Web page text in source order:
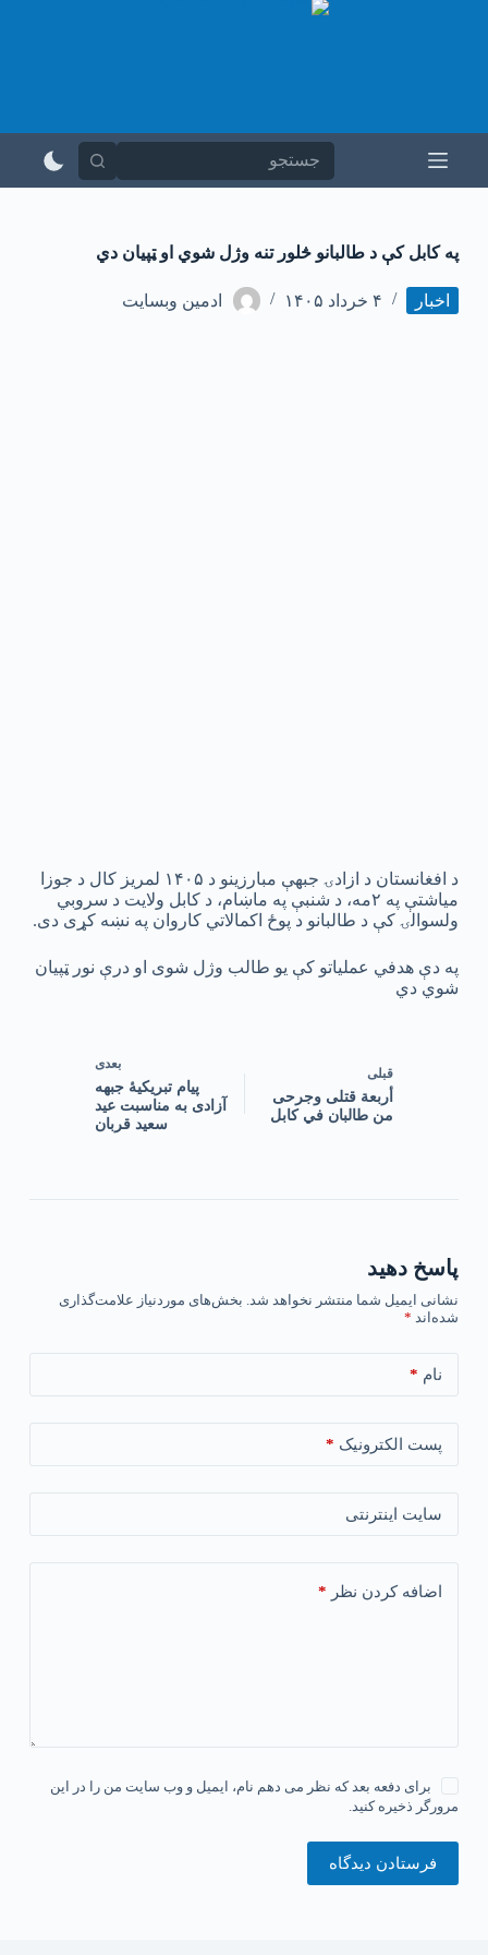
و
په کابل کې د طالبانو څلور تنه وژل شوي او ټپیان دي
اخبار ۴ خرداد ۱۴۰۵ ادمین وبسایت
د افغانستان د ازادۍ جبهې مبارزینو د ۱۴۰۵ لمریز کال د جوزا
میاشتې په ۲مه، د شنبې په ماښام، د کابل ولایت د سروبي
ولسوالۍ کې د طالبانو د پوځ اکمالاتي کاروان په نښه کړی دی.
په دې هدفي عملیاتو کې یو طالب وژل شوی او درې نور ټپیان
شوي دي
قبلی
أربعة قتلى وجرحى
من طالبان في كابل
بعدی
پیام تبریکیۀ جبهه
آزادی به مناسبت عید
سعید قربان
پاسخ دهید
نشانی ایمیل شما منتشر نخواهد شد. بخش‌های موردنیاز علامت‌گذاری
شده‌اند *
نام *
پست الکترونیک *
سایت اینترنتی
اضافه کردن نظر *
برای دفعه بعد که نظر می دهم نام، ایمیل و وب سایت من را در این
مرورگر ذخیره کنید.
فرستادن دیدگاه